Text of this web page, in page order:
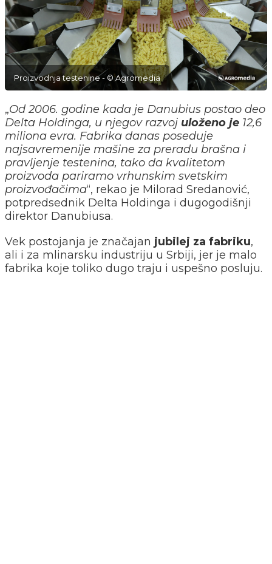
Proizvodnja testenine - © Agromedia
„Od 2006. godine kada je Danubius postao deo
Delta Holdinga, u njegov razvoj uloženo je 12,6
miliona evra. Fabrika danas poseduje
najsavremenije mašine za preradu brašna i
pravljenje testenina, tako da kvalitetom
proizvoda pariramo vrhunskim svetskim
proizvođačima“, rekao je Milorad Sredanović,
potpredsednik Delta Holdinga i dugogodišnji
direktor Danubiusa.
Vek postojanja je značajan jubilej za fabriku,
ali i za mlinarsku industriju u Srbiji, jer je malo
fabrika koje toliko dugo traju i uspešno posluju.